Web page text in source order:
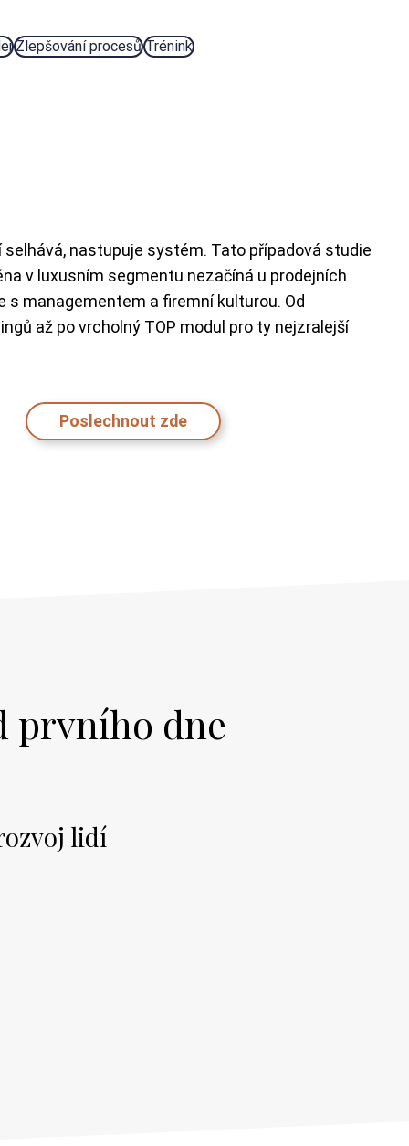
Zlepšování procesů Trénink
selhává, nastupuje systém. Tato případová studie
v luxusním segmentu nezačíná u prodejních
s managementem a firemní kulturou. Od
až po vrcholný TOP modul pro ty nejzralejší
Poslechnout zde
prvního dne
lidí